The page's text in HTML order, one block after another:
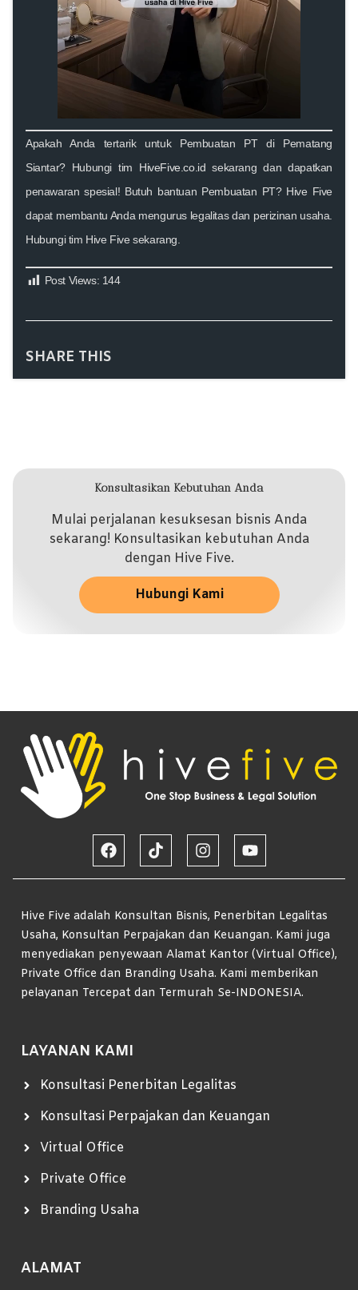
Apakah Anda tertarik untukPembuatan PT di Pematang
Siantar? Hubungi tim HiveFive.co.id sekarang dan dapatkan
penawaran spesial! Butuh bantuan Pembuatan PT? Hive Five
dapat membantu Anda mengurus legalitas dan perizinan usaha.
Hubungi tim Hive Five sekarang.
Post Views: 144
SHARE THIS
Konsultasikan Kebutuhan Anda
Mulai perjalanan kesuksesan bisnis Anda
sekarang! Konsultasikan kebutuhan Anda
dengan Hive Five.
Hubungi Kami
Hive Five adalah Konsultan Bisnis, Penerbitan Legalitas
Usaha, Konsultan Perpajakan dan Keuangan. Kami juga
menyediakan penyewaan Alamat Kantor (Virtual Office),
Private Office dan Branding Usaha. Kami memberikan
pelayanan Tercepat dan Termurah Se-INDONESIA.
LAYANAN KAMI
Konsultasi Penerbitan Legalitas
Konsultasi Perpajakan dan Keuangan
Virtual Office
Private Office
Branding Usaha
ALAMAT